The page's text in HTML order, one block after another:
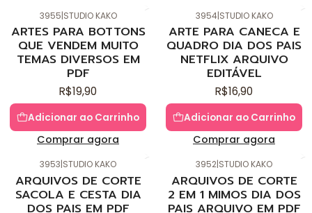
3955|STUDIO KAKO
ARTES PARA BOTTONS
QUE VENDEM MUITO
TEMAS DIVERSOS EM
PDF
R$19,90
Adicionar ao Carrinho
Comprar agora
3954|STUDIO KAKO
ARTE PARA CANECA E
QUADRO DIA DOS PAIS
NETFLIX ARQUIVO
EDITÁVEL
R$16,90
Adicionar ao Carrinho
Comprar agora
3953|STUDIO KAKO
ARQUIVOS DE CORTE
SACOLA E CESTA DIA
DOS PAIS EM PDF
3952|STUDIO KAKO
ARQUIVOS DE CORTE
2 EM 1 MIMOS DIA DOS
PAIS ARQUIVO EM PDF